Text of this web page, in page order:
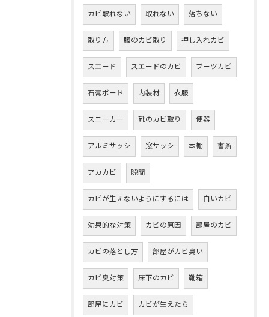
カビ取れない 取れない 落ちない
取り方 服のカビ取り 押し入れカビ
スエード スエードのカビ ブーツカビ
石膏ボード 内装材 衣服
スニーカー 靴のカビ取り 便器
アルミサッシ 窓サッシ 本棚 書斎
アカカビ 隙間
カビが生えないようにするには 白いカビ
効果的な対策 カビの原因 部屋のカビ
カビの落とし方 部屋がカビ臭い
カビ臭対策 床下のカビ 靴箱
部屋にカビ カビが生えたら